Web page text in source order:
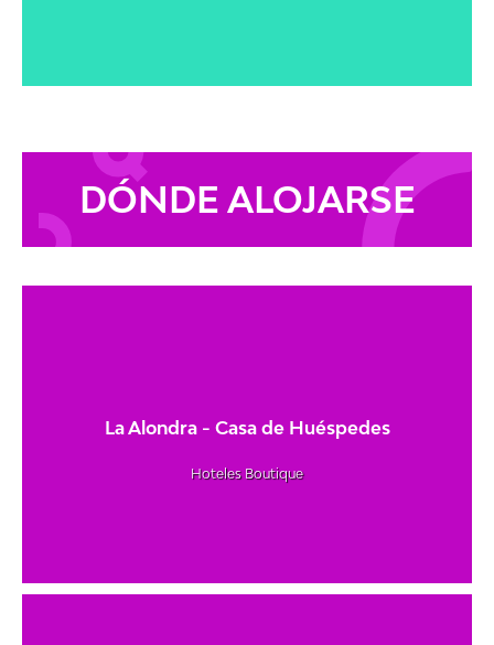
DÓNDE ALOJARSE
La Alondra - Casa de Huéspedes
Hoteles Boutique